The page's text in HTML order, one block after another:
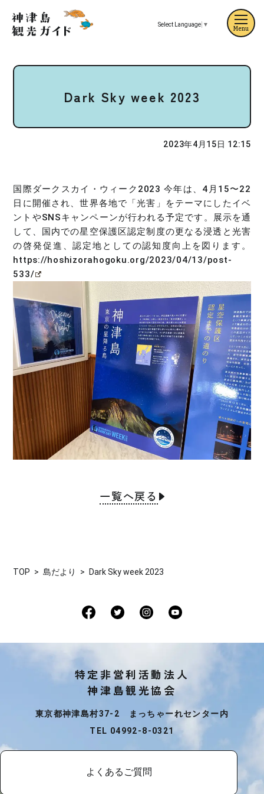
Select Language ▼
Dark Sky week 2023
2023年4月15日 12:15
国際ダークスカイ・ウィーク2023 今年は、4月15〜22
日に開催され、世界各地で「光害」をテーマにしたイベ
ントやSNSキャンペーンが行われる予定です。展示を通
して、国内での星空保護区認定制度の更なる浸透と光害
の啓発促進、認定地としての認知度向上を図ります。
https://hoshizorahogoku.org/2023/04/13/post-
533/
一覧へ戻る
TOP 島だより Dark Sky week 2023
特定非営利活動法人
神津島観光協会
東京都神津島村37-2 まっちゃーれセンター内
TEL 04992-8-0321
よくあるご質問
Menu